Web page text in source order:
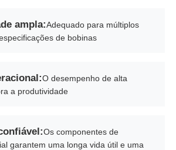
ampla:Adequado para múltiplos
de bobinas
O desempenho de alta
a produtividade
Os componentes de
garantem uma longa vida útil e uma